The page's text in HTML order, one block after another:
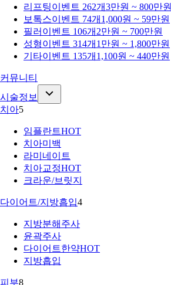
리프팅이벤트 262개3만원 ~ 800만원
보톡스이벤트 74개 1,000원 ~ 59만원
필러 이벤트 106개 2만원 ~ 700만원
성형이벤트 314개 1만원 ~ 1,800만원
기타이벤트 135개 1,100원 ~ 440만원
커뮤니티
시술정보
치아5
임플란트HOT
치아미백
라미네이트
치아교정HOT
크라운/브릿지
다이어트/지방흡입4
지방분해주사
윤곽주사
다이어트한약HOT
지방흡입
피부8